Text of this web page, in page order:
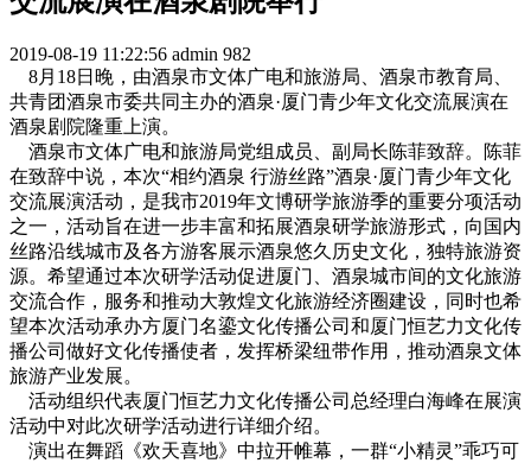
2019-08-19 11:22:56 admin 982
8月18日晚，由酒泉市文体广电和旅游局、酒泉市教育局、
共青团酒泉市委共同主办的酒泉·厦门青少年文化交流展演在
酒泉剧院隆重上演。
酒泉市文体广电和旅游局党组成员、副局长陈菲致辞。陈菲
在致辞中说，本次“相约酒泉 行游丝路”酒泉·厦门青少年文化
交流展演活动，是我市2019年文博研学旅游季的重要分项活动
之一，活动旨在进一步丰富和拓展酒泉研学旅游形式，向国内
丝路沿线城市及各方游客展示酒泉悠久历史文化，独特旅游资
源。希望通过本次研学活动促进厦门、酒泉城市间的文化旅游
交流合作，服务和推动大敦煌文化旅游经济圈建设，同时也希
望本次活动承办方厦门名鎏文化传播公司和厦门恒艺力文化传
播公司做好文化传播使者，发挥桥梁纽带作用，推动酒泉文体
旅游产业发展。
活动组织代表厦门恒艺力文化传播公司总经理白海峰在展演
活动中对此次研学活动进行详细介绍。
演出在舞蹈《欢天喜地》中拉开帷幕，一群“小精灵”乖巧可